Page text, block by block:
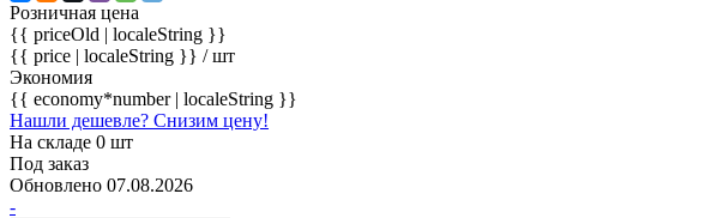
Розничная цена
{{ priceOld | localeString }}
{{ price | localeString }} / шт
Экономия
{{ economy*number | localeString }}
Нашли дешевле? Снизим цену!
На складе 0 шт
Под заказ
Обновлено 07.08.2026
-